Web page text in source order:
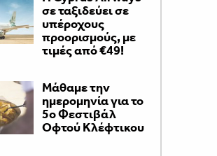
σε ταξιδεύει σε
υπέροχους
προορισμούς, με
τιμές από €49!
Μάθαμε την
ημερομηνία για το
5ο Φεστιβάλ
Οφτού Κλέφτικου